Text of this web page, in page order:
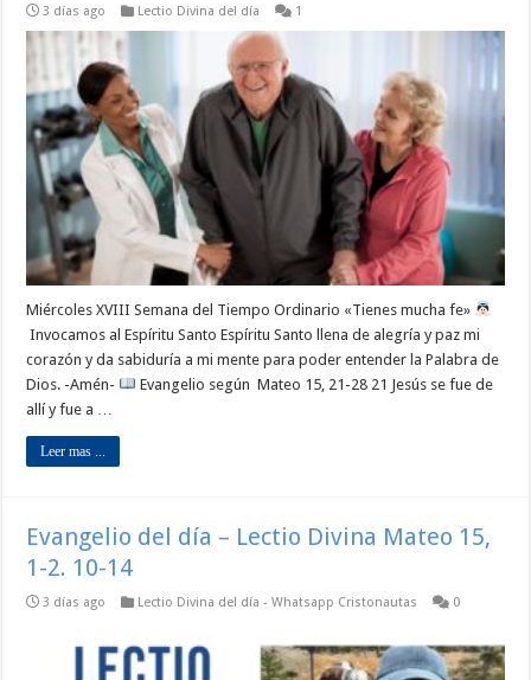
3 días ago Lectio Divina del día 1
Miércoles XVIII Semana del Tiempo Ordinario «Tienes mucha fe»
Invocamos al Espíritu Santo Espíritu Santo llena de alegría y paz mi
corazón y da sabiduría a mi mente para poder entender la Palabra de
Dios. -Amén-
Evangelio según Mateo 15, 21-28 21 Jesús se fue de
allí y fue a …
Leer mas ...
Evangelio del día – Lectio Divina Mateo 15,
1-2. 10-14
3 días ago Lectio Divina del día - Whatsapp Cristonautas 0